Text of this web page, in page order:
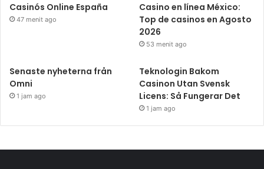
Casinós Online España
47 menit ago
Casino en línea México:
Top de casinos en Agosto
2026
53 menit ago
Senaste nyheterna från
Omni
1 jam ago
Teknologin Bakom
Casinon Utan Svensk
Licens: Så Fungerar Det
1 jam ago